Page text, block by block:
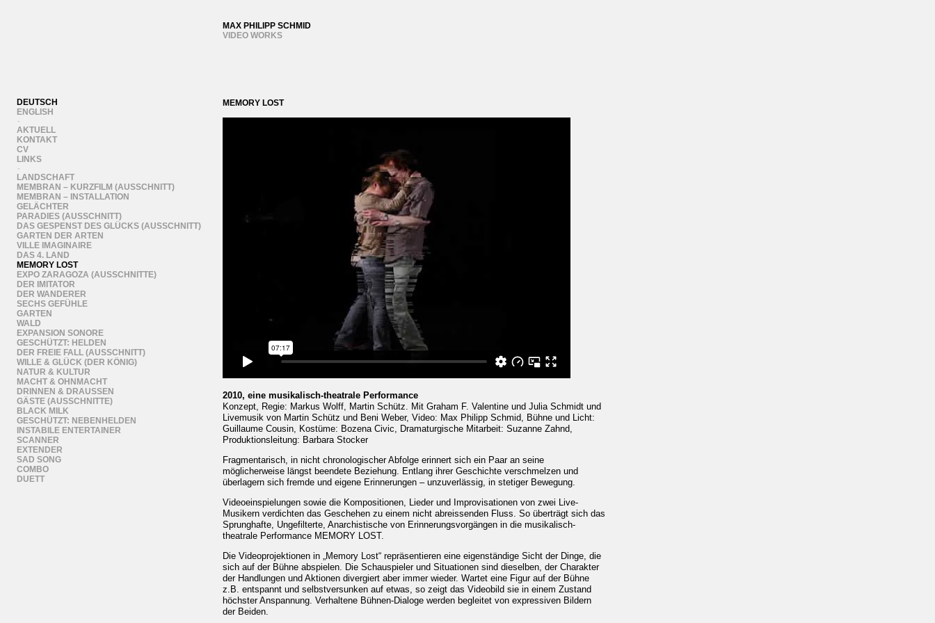
MAX PHILIPP SCHMID
VIDEO WORKS
DEUTSCH
ENGLISH
-
AKTUELL
KONTAKT
CV
LINKS
-
LANDSCHAFT
MEMBRAN – KURZFILM (AUSSCHNITT)
MEMBRAN – INSTALLATION
GELÄCHTER
PARADIES (AUSSCHNITT)
DAS GESPENST DES GLÜCKS (AUSSCHNITT)
GARTEN DER ARTEN
VILLE IMAGINAIRE
DAS 4. LAND
MEMORY LOST
EXPO ZARAGOZA (AUSSCHNITTE)
DER IMITATOR
DER WANDERER
SECHS GEFÜHLE
GARTEN
WALD
EXPANSION SONORE
GESCHÜTZT: HELDEN
DER FREIE FALL (AUSSCHNITT)
WILLE & GLÜCK (DER KÖNIG)
NATUR & KULTUR
MACHT & OHNMACHT
DRINNEN & DRAUSSEN
GÄSTE (AUSSCHNITTE)
BLACK MILK
GESCHÜTZT: NEBENHELDEN
INSTABILE ENTERTAINER
SCANNER
EXTENDER
SAD SONG
COMBO
DUETT
MEMORY LOST
2010, eine musikalisch-theatrale Performance
Konzept, Regie: Markus Wolff, Martin Schütz. Mit Graham F. Valentine und Julia Schmidt und
Livemusik von Martin Schütz und Beni Weber, Video: Max Philipp Schmid, Bühne und Licht:
Guillaume Cousin, Kostüme: Bozena Civic, Dramaturgische Mitarbeit: Suzanne Zahnd,
Produktionsleitung: Barbara Stocker
Fragmentarisch, in nicht chronologischer Abfolge erinnert sich ein Paar an seine
möglicherweise längst beendete Beziehung. Entlang ihrer Geschichte verschmelzen und
überlagern sich fremde und eigene Erinnerungen – unzuverlässig, in stetiger Bewegung.
Videoeinspielungen sowie die Kompositionen, Lieder und Improvisationen von zwei Live-
Musikern verdichten das Geschehen zu einem nicht abreissenden Fluss. So überträgt sich das
Sprunghafte, Ungefilterte, Anarchistische von Erinnerungsvorgängen in die musikalisch-
theatrale Performance MEMORY LOST.
Die Videoprojektionen in „Memory Lost“ repräsentieren eine eigenständige Sicht der Dinge, die
sich auf der Bühne abspielen. Die Schauspieler und Situationen sind dieselben, der Charakter
der Handlungen und Aktionen divergiert aber immer wieder. Wartet eine Figur auf der Bühne
z.B. entspannt und selbstversunken auf etwas, so zeigt das Videobild sie in einem Zustand
höchster Anspannung. Verhaltene Bühnen-Dialoge werden begleitet von expressiven Bildern
der Beiden.